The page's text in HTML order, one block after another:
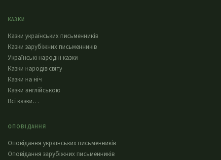
КАЗКИ
Казки українських письменників
Казки зарубіжних письменників
Українські народні казки
Казки народів світу
Казки на ніч
Казки англійською
Всі казки…
ОПОВІДАННЯ
Оповідання українських письменників
Оповідання зарубіжних письменників